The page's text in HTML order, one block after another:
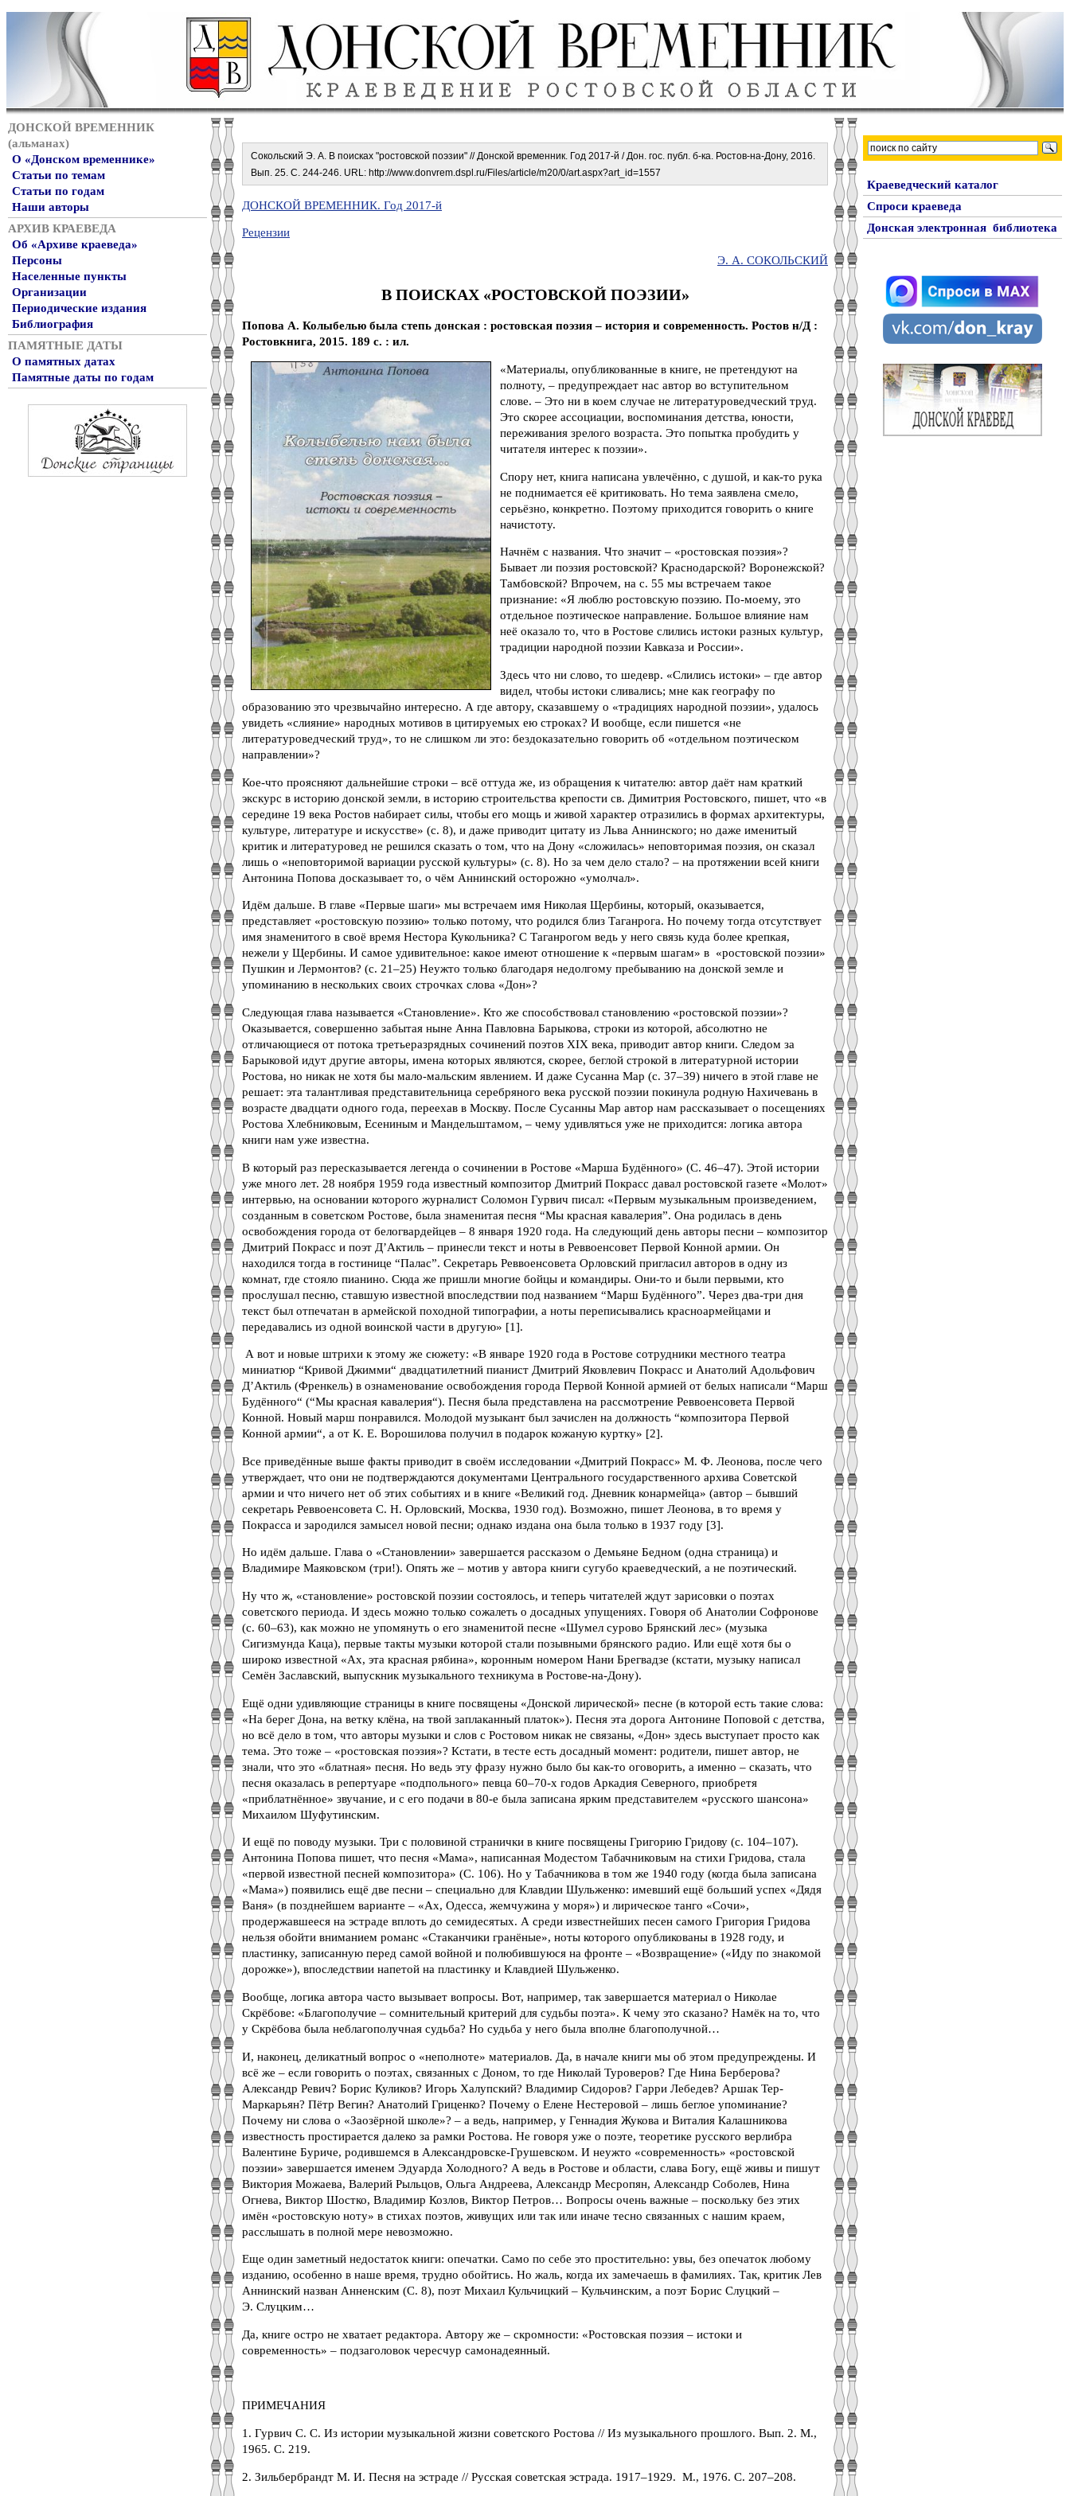
ДОНСКОЙ ВРЕМЕННИК
(альманах)
О «Донском временнике»
Статьи по темам
Статьи по годам
Наши авторы
АРХИВ КРАЕВЕДА
Об «Архиве краеведа»
Персоны
Населенные пункты
Организации
Периодические издания
Библиография
ПАМЯТНЫЕ ДАТЫ
О памятных датах
Памятные даты по годам
Сокольский Э. А. В поисках "ростовской поэзии" // Донской временник. Год 2017-й / Дон. гос. публ. б-ка. Ростов-на-Дону, 2016.
Вып. 25. С. 244-246. URL: http://www.donvrem.dspl.ru/Files/article/m20/0/art.aspx?art_id=1557
ДОНСКОЙ ВРЕМЕННИК. Год 2017-й
Рецензии
Э. А. СОКОЛЬСКИЙ
В ПОИСКАХ «РОСТОВСКОЙ ПОЭЗИИ»
Попова А. Колыбелью была степь донская : ростовская поэзия – история и современность. Ростов н/Д :
Ростовкнига, 2015. 189 с. : ил.
«Материалы, опубликованные в книге, не претендуют на
полноту, – предупреждает нас автор во вступительном
слове. – Это ни в коем случае не литературоведческий труд.
Это скорее ассоциации, воспоминания детства, юности,
переживания зрелого возраста. Это попытка пробудить у
читателя интерес к поэзии».
Спору нет, книга написана увлечённо, с душой, и как-то рука
не поднимается её критиковать. Но тема заявлена смело,
серьёзно, конкретно. Поэтому приходится говорить о книге
начистоту.
Начнём с названия. Что значит – «ростовская поэзия»?
Бывает ли поэзия ростовской? Краснодарской? Воронежской?
Тамбовской? Впрочем, на с. 55 мы встречаем такое
признание: «Я люблю ростовскую поэзию. По-моему, это
отдельное поэтическое направление. Большое влияние нам
неё оказало то, что в Ростове слились истоки разных культур,
традиции народной поэзии Кавказа и России».
Здесь что ни слово, то шедевр. «Слились истоки» – где автор
видел, чтобы истоки сливались; мне как географу по
образованию это чрезвычайно интересно. А где автору, сказавшему о «традициях народной поэзии», удалось
увидеть «слияние» народных мотивов в цитируемых ею строках? И вообще, если пишется «не
литературоведческий труд», то не слишком ли это: бездоказательно говорить об «отдельном поэтическом
направлении»?
Кое-что проясняют дальнейшие строки – всё оттуда же, из обращения к читателю: автор даёт нам краткий
экскурс в историю донской земли, в историю строительства крепости св. Димитрия Ростовского, пишет, что «в
середине 19 века Ростов набирает силы, чтобы его мощь и живой характер отразились в формах архитектуры,
культуре, литературе и искусстве» (с. 8), и даже приводит цитату из Льва Аннинского; но даже именитый
критик и литературовед не решился сказать о том, что на Дону «сложилась» неповторимая поэзия, он сказал
лишь о «неповторимой вариации русской культуры» (с. 8). Но за чем дело стало? – на протяжении всей книги
Антонина Попова досказывает то, о чём Аннинский осторожно «умолчал».
Идём дальше. В главе «Первые шаги» мы встречаем имя Николая Щербины, который, оказывается,
представляет «ростовскую поэзию» только потому, что родился близ Таганрога. Но почему тогда отсутствует
имя знаменитого в своё время Нестора Кукольника? С Таганрогом ведь у него связь куда более крепкая,
нежели у Щербины. И самое удивительное: какое имеют отношение к «первым шагам» в «ростовской поэзии»
Пушкин и Лермонтов? (с. 21–25) Неужто только благодаря недолгому пребыванию на донской земле и
упоминанию в нескольких своих строчках слова «Дон»?
Следующая глава называется «Становление». Кто же способствовал становлению «ростовской поэзии»?
Оказывается, совершенно забытая ныне Анна Павловна Барыкова, строки из которой, абсолютно не
отличающиеся от потока третьеразрядных сочинений поэтов XIX века, приводит автор книги. Следом за
Барыковой идут другие авторы, имена которых являются, скорее, беглой строкой в литературной истории
Ростова, но никак не хотя бы мало-мальским явлением. И даже Сусанна Мар (с. 37–39) ничего в этой главе не
решает: эта талантливая представительница серебряного века русской поэзии покинула родную Нахичевань в
возрасте двадцати одного года, переехав в Москву. После Сусанны Мар автор нам рассказывает о посещениях
Ростова Хлебниковым, Есениным и Мандельштамом, – чему удивляться уже не приходится: логика автора
книги нам уже известна.
В который раз пересказывается легенда о сочинении в Ростове «Марша Будённого» (С. 46–47). Этой истории
уже много лет. 28 ноября 1959 года известный композитор Дмитрий Покрасс давал ростовской газете «Молот»
интервью, на основании которого журналист Соломон Гурвич писал: «Первым музыкальным произведением,
созданным в советском Ростове, была знаменитая песня “Мы красная кавалерия”. Она родилась в день
освобождения города от белогвардейцев – 8 января 1920 года. На следующий день авторы песни – композитор
Дмитрий Покрасс и поэт Д’Актиль – принесли текст и ноты в Реввоенсовет Первой Конной армии. Он
находился тогда в гостинице “Палас”. Секретарь Реввоенсовета Орловский пригласил авторов в одну из
комнат, где стояло пианино. Сюда же пришли многие бойцы и командиры. Они-то и были первыми, кто
прослушал песню, ставшую известной впоследствии под названием “Марш Будённого”. Через два-три дня
текст был отпечатан в армейской походной типографии, а ноты переписывались красноармейцами и
передавались из одной воинской части в другую» [1].
А вот и новые штрихи к этому же сюжету: «В январе 1920 года в Ростове сотрудники местного театра
миниатюр “Кривой Джимми“ двадцатилетний пианист Дмитрий Яковлевич Покрасс и Анатолий Адольфович
Д’Актиль (Френкель) в ознаменование освобождения города Первой Конной армией от белых написали “Марш
Будённого“ (“Мы красная кавалерия“). Песня была представлена на рассмотрение Реввоенсовета Первой
Конной. Новый марш понравился. Молодой музыкант был зачислен на должность “композитора Первой
Конной армии“, а от К. Е. Ворошилова получил в подарок кожаную куртку» [2].
Все приведённые выше факты приводит в своём исследовании «Дмитрий Покрасс» М. Ф. Леонова, после чего
утверждает, что они не подтверждаются документами Центрального государственного архива Советской
армии и что ничего нет об этих событиях и в книге «Великий год. Дневник конармейца» (автор – бывший
секретарь Реввоенсовета С. Н. Орловский, Москва, 1930 год). Возможно, пишет Леонова, в то время у
Покрасса и зародился замысел новой песни; однако издана она была только в 1937 году [3].
Но идём дальше. Глава о «Становлении» завершается рассказом о Демьяне Бедном (одна страница) и
Владимире Маяковском (три!). Опять же – мотив у автора книги сугубо краеведческий, а не поэтический.
Ну что ж, «становление» ростовской поэзии состоялось, и теперь читателей ждут зарисовки о поэтах
советского периода. И здесь можно только сожалеть о досадных упущениях. Говоря об Анатолии Софронове
(с. 60–63), как можно не упомянуть о его знаменитой песне «Шумел сурово Брянский лес» (музыка
Сигизмунда Каца), первые такты музыки которой стали позывными брянского радио. Или ещё хотя бы о
широко известной «Ах, эта красная рябина», коронным номером Нани Брегвадзе (кстати, музыку написал
Семён Заславский, выпускник музыкального техникума в Ростове-на-Дону).
Ещё одни удивляющие страницы в книге посвящены «Донской лирической» песне (в которой есть такие слова:
«На берег Дона, на ветку клёна, на твой заплаканный платок»). Песня эта дорога Антонине Поповой с детства,
но всё дело в том, что авторы музыки и слов с Ростовом никак не связаны, «Дон» здесь выступает просто как
тема. Это тоже – «ростовская поэзия»? Кстати, в тесте есть досадный момент: родители, пишет автор, не
знали, что это «блатная» песня. Но ведь эту фразу нужно было бы как-то оговорить, а именно – сказать, что
песня оказалась в репертуаре «подпольного» певца 60–70-х годов Аркадия Северного, приобретя
«приблатнённое» звучание, и с его подачи в 80-е была записана ярким представителем «русского шансона»
Михаилом Шуфутинским.
И ещё по поводу музыки. Три с половиной странички в книге посвящены Григорию Гридову (с. 104–107).
Антонина Попова пишет, что песня «Мама», написанная Модестом Табачниковым на стихи Гридова, стала
«первой известной песней композитора» (С. 106). Но у Табачникова в том же 1940 году (когда была записана
«Мама») появились ещё две песни – специально для Клавдии Шульженко: имевший ещё больший успех «Дядя
Ваня» (в позднейшем варианте – «Ах, Одесса, жемчужина у моря») и лирическое танго «Сочи»,
продержавшееся на эстраде вплоть до семидесятых. А среди известнейших песен самого Григория Гридова
нельзя обойти вниманием романс «Стаканчики гранёные», ноты которого опубликованы в 1928 году, и
пластинку, записанную перед самой войной и полюбившуюся на фронте – «Возвращение» («Иду по знакомой
дорожке»), впоследствии напетой на пластинку и Клавдией Шульженко.
Вообще, логика автора часто вызывает вопросы. Вот, например, так завершается материал о Николае
Скрёбове: «Благополучие – сомнительный критерий для судьбы поэта». К чему это сказано? Намёк на то, что
у Скрёбова была неблагополучная судьба? Но судьба у него была вполне благополучной…
И, наконец, деликатный вопрос о «неполноте» материалов. Да, в начале книги мы об этом предупреждены. И
всё же – если говорить о поэтах, связанных с Доном, то где Николай Туроверов? Где Нина Берберова?
Александр Ревич? Борис Куликов? Игорь Халупский? Владимир Сидоров? Гарри Лебедев? Аршак Тер-
Маркарьян? Пётр Вегин? Анатолий Гриценко? Почему о Елене Нестеровой – лишь беглое упоминание?
Почему ни слова о «Заозёрной школе»? – а ведь, например, у Геннадия Жукова и Виталия Калашникова
известность простирается далеко за рамки Ростова. Не говоря уже о поэте, теоретике русского верлибра
Валентине Буриче, родившемся в Александровске-Грушевском. И неужто «современность» «ростовской
поэзии» завершается именем Эдуарда Холодного? А ведь в Ростове и области, слава Богу, ещё живы и пишут
Виктория Можаева, Валерий Рыльцов, Ольга Андреева, Александр Месропян, Александр Соболев, Нина
Огнева, Виктор Шостко, Владимир Козлов, Виктор Петров… Вопросы очень важные – поскольку без этих
имён «ростовскую ноту» в стихах поэтов, живущих или так или иначе тесно связанных с нашим краем,
расслышать в полной мере невозможно.
Еще один заметный недостаток книги: опечатки. Само по себе это простительно: увы, без опечаток любому
изданию, особенно в наше время, трудно обойтись. Но жаль, когда их замечаешь в фамилиях. Так, критик Лев
Аннинский назван Анненским (С. 8), поэт Михаил Кульчицкий – Кульчинским, а поэт Борис Слуцкий –
Э. Слуцким…
Да, книге остро не хватает редактора. Автору же – скромности: «Ростовская поэзия – истоки и
современность» – подзаголовок чересчур самонадеянный.
ПРИМЕЧАНИЯ
1. Гурвич С. С. Из истории музыкальной жизни советского Ростова // Из музыкального прошлого. Вып. 2. М.,
1965. С. 219.
2. Зильбербрандт М. И. Песня на эстраде // Русская советская эстрада. 1917–1929. М., 1976. С. 207–208.
Краеведческий каталог
Спроси краеведа
Донская электронная библиотека